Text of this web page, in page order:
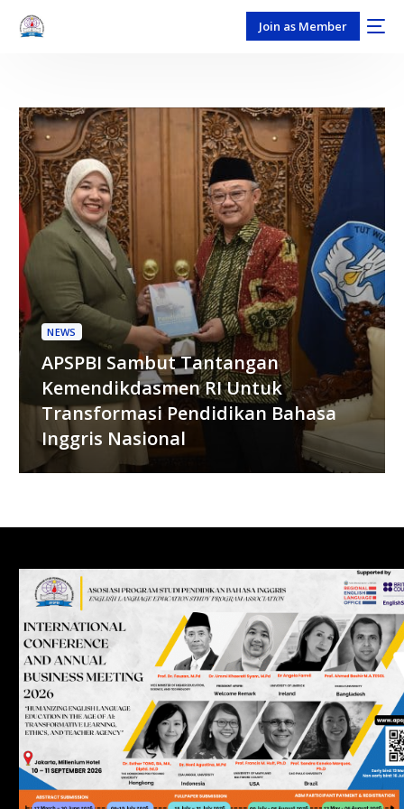
Join as Member
NEWS
APSPBI Sambut Tantangan
Kemendikdasmen RI Untuk
Transformasi Pendidikan Bahasa
Inggris Nasional